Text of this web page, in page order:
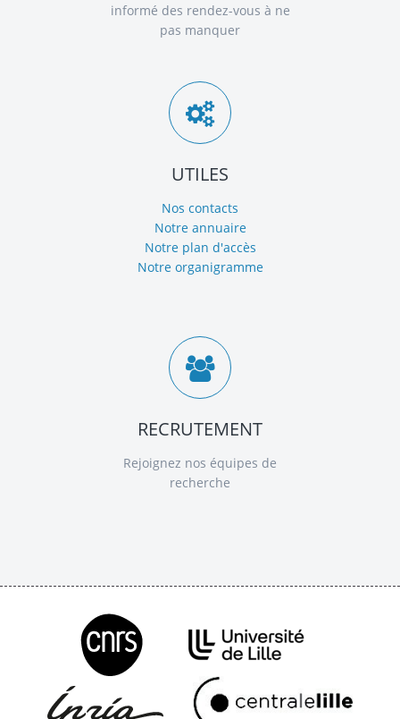
informé des rendez-vous à ne
pas manquer
UTILES
Nos contacts
Notre annuaire
Notre plan d'accès
Notre organigramme
RECRUTEMENT
Rejoignez nos équipes de
recherche